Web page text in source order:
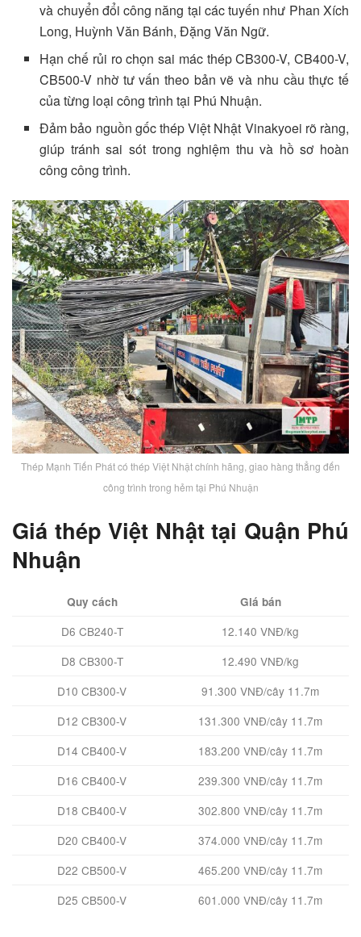
và chuyển đổi công năng tại các tuyến như Phan Xích
Long, Huỳnh Văn Bánh, Đặng Văn Ngữ.
Hạn chế rủi ro chọn sai mác thép CB300-V, CB400-V,
CB500-V nhờ tư vấn theo bản vẽ và nhu cầu thực tế
của từng loại công trình tại Phú Nhuận.
Đảm bảo nguồn gốc thép Việt Nhật Vinakyoei rõ ràng,
giúp tránh sai sót trong nghiệm thu và hồ sơ hoàn
công công trình.
Thép Mạnh Tiến Phát có thép Việt Nhật chính hãng, giao hàng thẳng đến
công trình trong hẻm tại Phú Nhuận
Giá thép Việt Nhật tại Quận Phú
Nhuận
Quy cách Giá bán
D6 CB240-T
12.140 VNĐ/kg
D8 CB300-T
12.490 VNĐ/kg
D10 CB300-V
91.300 VNĐ/cây 11.7m
D12 CB300-V
131.300 VNĐ/cây 11.7m
D14 CB400-V
183.200 VNĐ/cây 11.7m
D16 CB400-V
239.300 VNĐ/cây 11.7m
D18 CB400-V
302.800 VNĐ/cây 11.7m
D20 CB400-V
374.000 VNĐ/cây 11.7m
D22 CB500-V
465.200 VNĐ/cây 11.7m
D25 CB500-V
601.000 VNĐ/cây 11.7m